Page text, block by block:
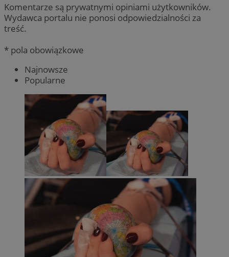
Komentarze są prywatnymi opiniami użytkowników.
Wydawca portalu nie ponosi odpowiedzialności za
treść.
* pola obowiązkowe
Najnowsze
Popularne